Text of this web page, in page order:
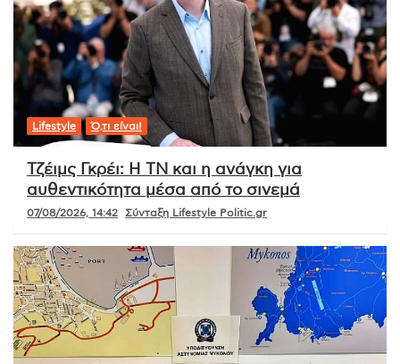
Lifestyle Ό,τι είναι!
Τζέιμς Γκρέι: Η ΤΝ και η ανάγκη για
αυθεντικότητα μέσα από το σινεμά
07/08/2026, 14:42 Σύνταξη Lifestyle Politic.gr